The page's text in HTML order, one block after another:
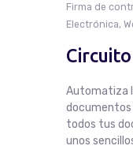
Firma de
Electrónica,
Automatiza
documentos
todos tus
unos